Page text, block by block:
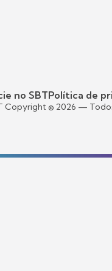
no SBTPolítica de
Copyright © 2026 —